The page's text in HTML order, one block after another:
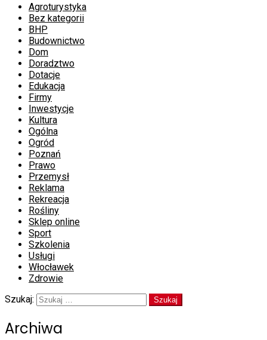
Agroturystyka
Bez kategorii
BHP
Budownictwo
Dom
Doradztwo
Dotacje
Edukacja
Firmy
Inwestycje
Kultura
Ogólna
Ogród
Poznań
Prawo
Przemysł
Reklama
Rekreacja
Rośliny
Sklep online
Sport
Szkolenia
Usługi
Włocławek
Zdrowie
Szukaj:
Archiwa